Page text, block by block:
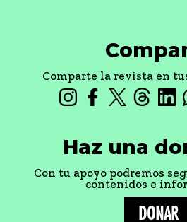
Comparte la revista en
Haz una
Con tu apoyo podremos
contenidos e
DONAR